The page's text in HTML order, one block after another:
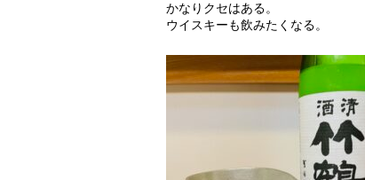
かなりクセはある。
ウイスキーも飲みたくなる。